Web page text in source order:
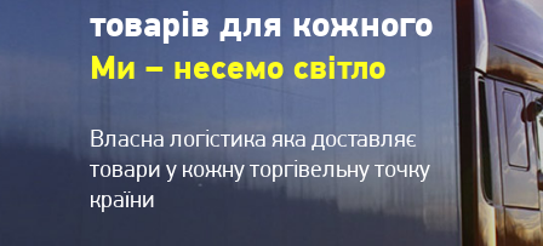
товарів для кожного
Ми – несемо світло
Власна логістика яка доставляє
товари у кожну торгівельну точку
країни